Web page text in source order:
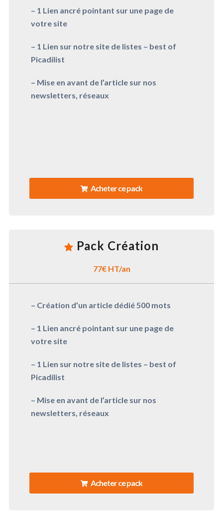
– 1 Lien ancré pointant sur une page de
votre site
– 1 Lien sur notre site de listes – best of
Picadilist
– Mise en avant de l’article sur nos
newsletters, réseaux
Acheter ce pack
Pack Création
77€ HT/an
– Création d’un article dédié 500 mots
– 1 Lien ancré pointant sur une page de
votre site
– 1 Lien sur notre site de listes – best of
Picadilist
– Mise en avant de l’article sur nos
newsletters, réseaux
Acheter ce pack